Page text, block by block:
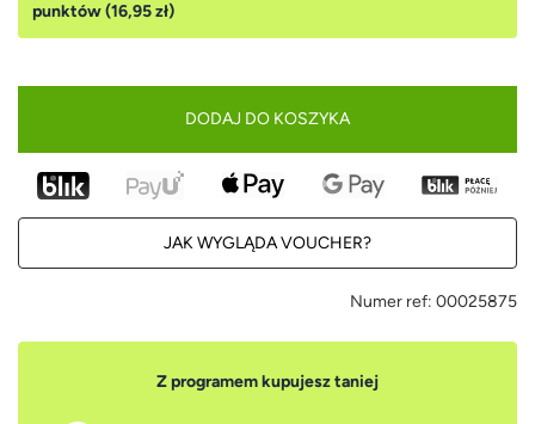
punktów (16,95 zł)
DODAJ DO KOSZYKA
JAK WYGLĄDA VOUCHER?
Numer ref: 00025875
Z programem kupujesz taniej